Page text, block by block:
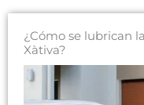
¿Cómo se lubrican
Xàtiva?